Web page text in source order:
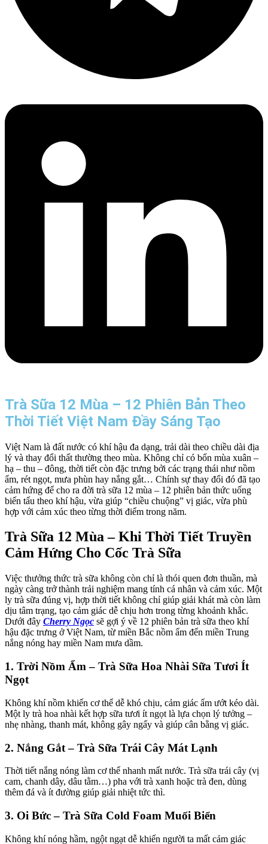
Trà Sữa 12 Mùa – 12 Phiên Bản Theo
Thời Tiết Việt Nam Đầy Sáng Tạo
Việt Nam là đất nước có khí hậu đa dạng, trải dài theo chiều dài địa
lý và thay đổi thất thường theo mùa. Không chỉ có bốn mùa xuân –
hạ – thu – đông, thời tiết còn đặc trưng bởi các trạng thái như nồm
ẩm, rét ngọt, mưa phùn hay nắng gắt… Chính sự thay đổi đó đã tạo
cảm hứng để cho ra đời trà sữa 12 mùa – 12 phiên bản thức uống
biến tấu theo khí hậu, vừa giúp “chiều chuộng” vị giác, vừa phù
hợp với cảm xúc theo từng thời điểm trong năm.
Trà Sữa 12 Mùa – Khi Thời Tiết Truyền
Cảm Hứng Cho Cốc Trà Sữa
Việc thưởng thức trà sữa không còn chỉ là thói quen đơn thuần, mà
ngày càng trở thành trải nghiệm mang tính cá nhân và cảm xúc. Một
ly trà sữa đúng vị, hợp thời tiết không chỉ giúp giải khát mà còn làm
dịu tâm trạng, tạo cảm giác dễ chịu hơn trong từng khoảnh khắc.
Dưới đây Cherry Ngọc sẽ gợi ý về 12 phiên bản trà sữa theo khí
hậu đặc trưng ở Việt Nam, từ miền Bắc nồm ẩm đến miền Trung
nắng nóng hay miền Nam mưa dầm.
1. Trời Nồm Ẩm – Trà Sữa Hoa Nhài Sữa Tươi Ít
Ngọt
Không khí nồm khiến cơ thể dễ khó chịu, cảm giác ẩm ướt kéo dài.
Một ly trà hoa nhài kết hợp sữa tươi ít ngọt là lựa chọn lý tưởng –
nhẹ nhàng, thanh mát, không gây ngấy và giúp cân bằng vị giác.
2. Nắng Gắt – Trà Sữa Trái Cây Mát Lạnh
Thời tiết nắng nóng làm cơ thể nhanh mất nước. Trà sữa trái cây (vị
cam, chanh dây, dâu tằm…) pha với trà xanh hoặc trà đen, dùng
thêm đá và ít đường giúp giải nhiệt tức thì.
3. Oi Bức – Trà Sữa Cold Foam Muối Biển
Không khí nóng hầm, ngột ngạt dễ khiến người ta mất cảm giác